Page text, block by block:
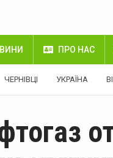
ПРО НАС
ЧЕРНІВЦІ УКРАЇНА